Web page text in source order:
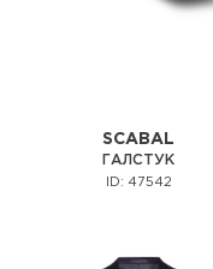
SCABAL
ГАЛСТУК
ID: 47542